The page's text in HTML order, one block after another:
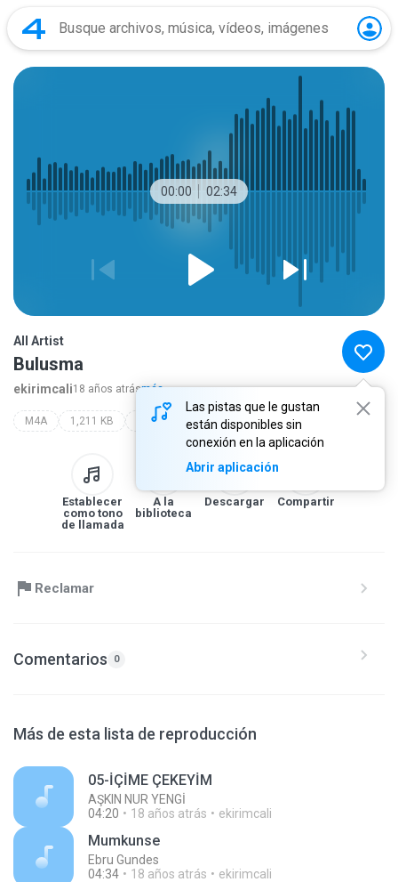
00:00 02:34
Las pistas que le gustan
están disponibles sin
conexión en la aplicación
Abrir aplicación
All Artist
Bulusma
ekirimcali18 años atrásmás...
M4A 1,211 KB Saund Track kurtlar vadisi best of
Establecer
como tono
de llamada
A la
biblioteca
Descargar Compartir
Reclamar
Comentarios 0
Más de esta lista de reproducción
05-İÇİME ÇEKEYİM
AŞKIN NUR YENGİ
04:20
18 años atrás ekirimcali
Mumkunse
Ebru Gundes
04:34
18 años atrás ekirimcali